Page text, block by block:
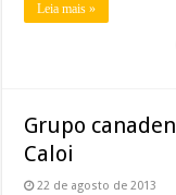
Leia mais »
Grupo
Caloi
22 de agosto de 2013